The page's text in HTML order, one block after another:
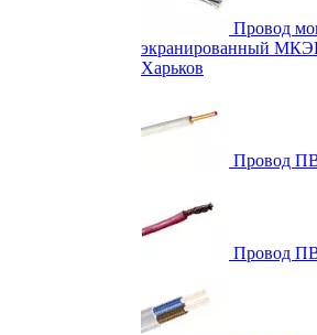
Провод
экранированный
Харьков
Провод
Провод